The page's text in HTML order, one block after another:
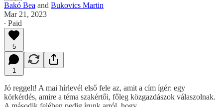
Bakó Bea and Bukovics Martin
Mar 21, 2023
∙ Paid
5
1
Jó reggelt! A mai hírlevél első fele az, amit a cím ígér: egy
körkérdés, amire a téma szakértői, főleg közgazdászok válaszolnak.